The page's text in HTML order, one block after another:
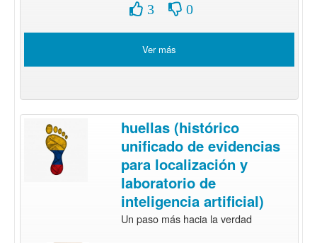
3 0
Ver más
huellas (histórico
unificado de evidencias
para localización y
laboratorio de
inteligencia artificial)
Un paso más hacia la verdad